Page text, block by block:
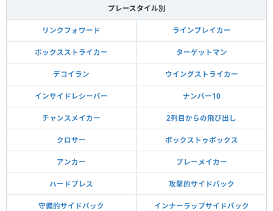
プレースタイル別
リンクフォワード ラインブレイカー
ボックスストライカー ターゲットマン
デコイラン ウイングストライカー
インサイドレシーバー ナンバー10
チャンスメイカー 2列目からの飛び出し
クロサー ボックストゥボックス
アンカー プレーメイカー
ハードプレス 攻撃的サイドバック
守備的サイドバック インナーラップサイドバック